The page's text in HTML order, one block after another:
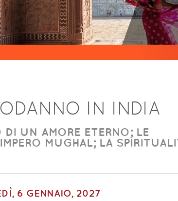
IN INDIA
UN AMORE ETERNO; LE
MUGHAL; LA
6 GENNAIO, 2027